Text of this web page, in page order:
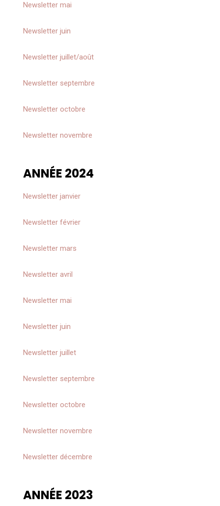
Newsletter mai
Newsletter juin
Newsletter juillet/août
Newsletter septembre
Newsletteroctobre
Newsletternovembre
ANNÉE 2024
Newsletter janvier
Newsletter février
Newsletter mars
Newsletter avril
Newsletter mai
Newsletter juin
Newsletter juillet
Newsletter septembre
Newsletter octobre
Newsletter novembre
Newsletter décembre
ANNÉE 2023